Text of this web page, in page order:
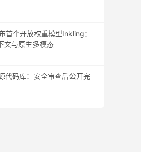
个开放权重模型Inkling：
文与原生多模态
代码库：安全审查后公开完